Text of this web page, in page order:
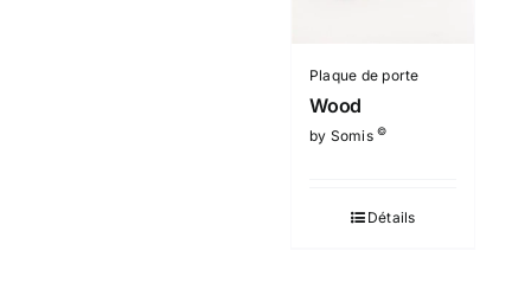
Plaque de porte
Wood
by Somis©
Détails